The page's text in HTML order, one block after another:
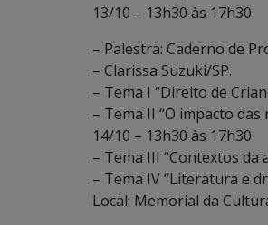
13/10 – 13h30 às 17h30
– Palestra: Caderno de
– Clarissa Suzuki/SP.
– Tema I “Direito de
– Tema II “O impacto
14/10 – 13h30 às 17h30
– Tema III “Contextos da
– Tema IV “Literatura e
Local: Memorial da